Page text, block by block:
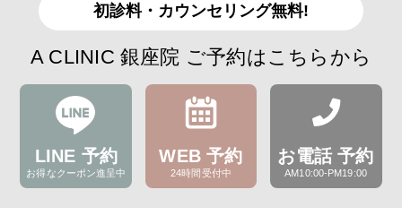
初診料・カウンセリング無料!
A CLINIC 銀座院 ご予約はこちらから
LINE 予約
お得なクーポン進呈中
WEB 予約
24時間受付中
お電話 予約
AM10:00-PM19:00